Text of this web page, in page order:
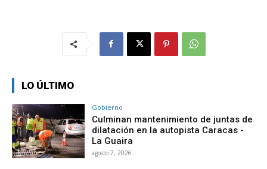
LO ÚLTIMO
Gobierno
Culminan mantenimiento de juntas de
dilatación en la autopista Caracas -
La Guaira
agosto 7, 2026